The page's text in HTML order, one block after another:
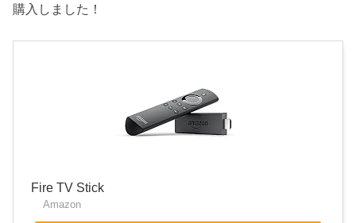
購入しました！
Fire TV Stick
Amazon